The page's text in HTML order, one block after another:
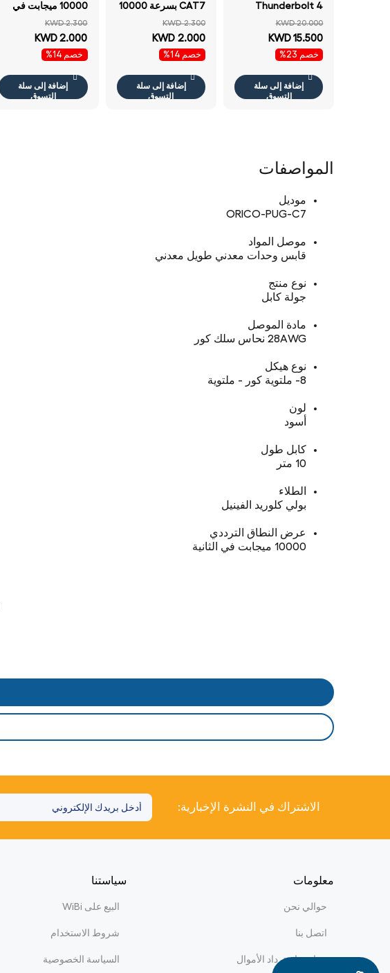
Thunderbolt 4
Data Cable - 2
Gray
KWD 20.000
KWD 15.500
خصم 23%
إضافة إلى سلة
التسوق
CAT7 بسرعة 10000
ميجابت في الثانية
متر أسود
KWD 2.300
KWD 2.000
خصم 14%
إضافة إلى سلة
التسوق
10000 ميجابت في
الثانية إيثرنت كابل
أسود
KWD 2.300
KWD 2.000
خصم 14%
إضافة إلى سلة
التسوق
المواصفات
موديل
ORICO-PUG-C7
موصل المواد
قابس وحدات معدني طويل معدني
نوع منتج
جولة كابل
مادة الموصل
28AWG نحاس سلك كور
نوع هيكل
8- ملتوية كور - ملتوية
لون
أسود
كابل طول
10 متر
الطلاء
بولي كلوريد الفينيل
عرض النطاق الترددي
10000 ميجابت في الثانية
الاشتراك في النشرة الإخبارية:
معلومات
حوالي نحن
اتصل بنا
سياسة استرداد الأموال
سياستنا
البيع على WiBi
شروط الاستخدام
السياسة الخصوصية